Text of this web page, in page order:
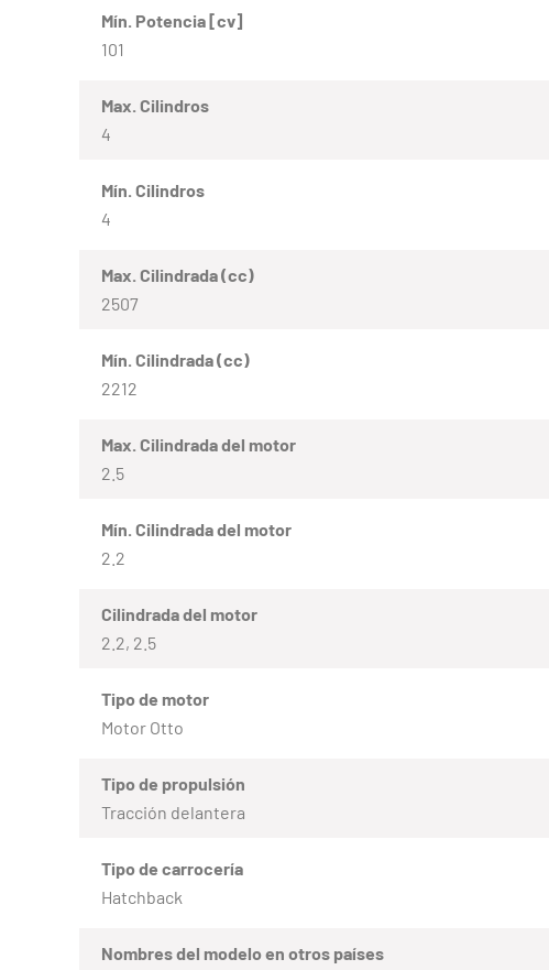
Mín. Potencia [cv]
101
Max. Cilindros
4
Mín. Cilindros
4
Max. Cilindrada (cc)
2507
Mín. Cilindrada (cc)
2212
Max. Cilindrada del motor
2.5
Mín. Cilindrada del motor
2.2
Cilindrada del motor
2.2, 2.5
Tipo de motor
Motor Otto
Tipo de propulsión
Tracción delantera
Tipo de carrocería
Hatchback
Nombres del modelo en otros países